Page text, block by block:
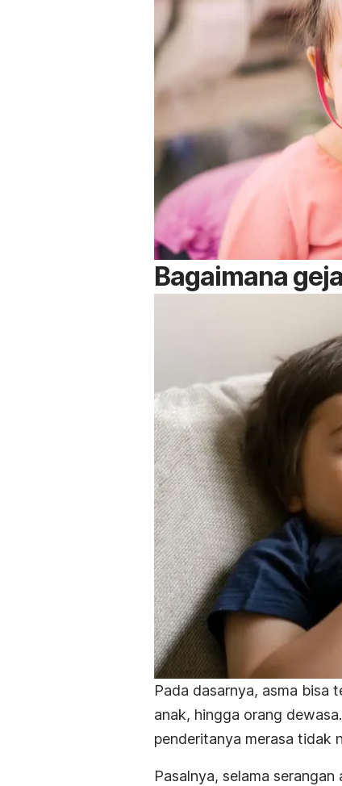
Bagaimana
Pada dasarnya, asma bisa
anak, hingga orang
penderitanya merasa tidak
Pasalnya, selama serangan